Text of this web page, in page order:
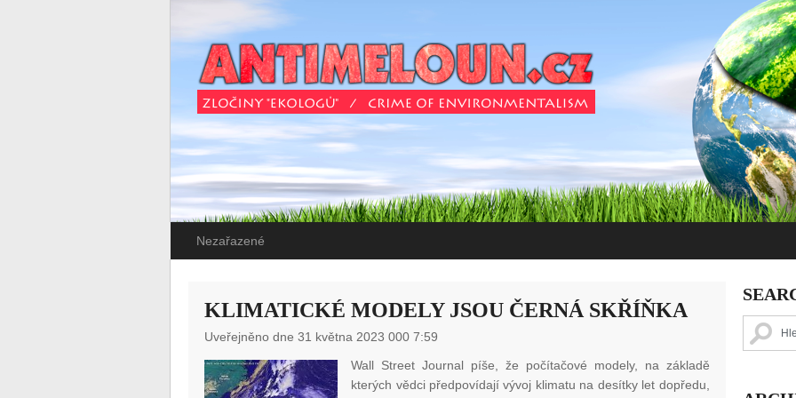
Nezařazené
KLIMATICKÉ MODELY JSOU ČERNÁ SKŘÍŇKA
Uveřejněno dne 31 května 2023 000 7:59
Wall Street Journal píše, že počítačové modely, na základě
kterých vědci předpovídají vývoj klimatu na desítky let dopředu,